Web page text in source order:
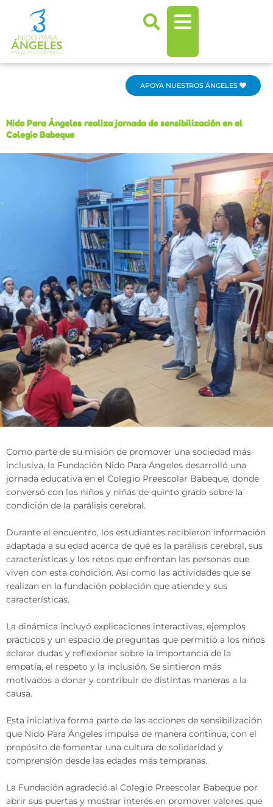
contenido
APOYA NUESTROS ÁNGELES
Nido Para Ángeles realiza jornada de sensibilización en el
Colegio Babeque
Como parte de su misión de promover una sociedad más
inclusiva, la Fundación Nido Para Ángeles desarrolló una
jornada educativa en el Colegio Preescolar Babeque, donde
conversó con los niños y niñas de quinto grado sobre la
condición de la parálisis cerebral.
Durante el encuentro, los estudiantes recibieron información
adaptada a su edad acerca de qué es la parálisis cerebral, sus
características y los retos que enfrentan las personas que
viven con esta condición. Así como las actividades que se
realizan en la fundación población que atiende y sus
características.
La dinámica incluyó explicaciones interactivas, ejemplos
prácticos y un espacio de preguntas que permitió a los niños
aclarar dudas y reflexionar sobre la importancia de la
empatía, el respeto y la inclusión. Se sintieron más
motivados a donar y contribuir de distintas maneras a la
causa.
Esta iniciativa forma parte de las acciones de sensibilización
que Nido Para Ángeles impulsa de manera continua, con el
propósito de fomentar una cultura de solidaridad y
comprensión desde las edades más tempranas.
La Fundación agradeció al Colegio Preescolar Babeque por
abrir sus puertas y mostrar interés en promover valores que